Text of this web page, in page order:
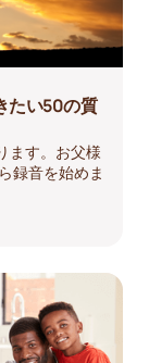
たい50の質
ます。お父様
録音を始めま